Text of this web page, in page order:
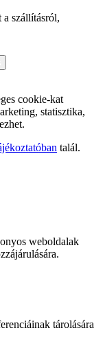
szállításról,
cookie-kat
statisztika,
talál.
weboldalak
tárolására